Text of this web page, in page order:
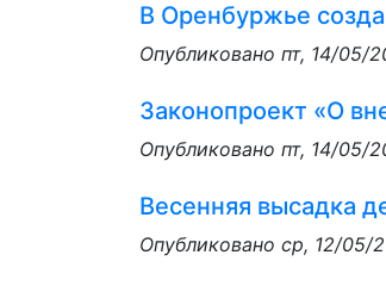
В Оренбуржье
Опубликовано пт, 14/05/
Законопроект «О
Опубликовано пт, 14/05/
Весенняя высадка
Опубликовано ср, 12/05/